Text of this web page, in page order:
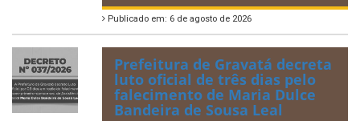
Publicado em: 6 de agosto de 2026
Prefeitura de Gravatá decreta
luto oficial de três dias pelo
falecimento de Maria Dulce
Bandeira de Sousa Leal